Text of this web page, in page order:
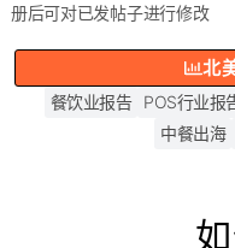
册后可对已发帖子进行修改
北
餐饮业报告 POS行业报
中餐出海